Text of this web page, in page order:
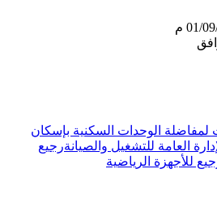
م
لمفاضلة الوحدات السكنية بإسكان
العامة للتشغيل والصيانةرجيع
للأجهزة الرياضية